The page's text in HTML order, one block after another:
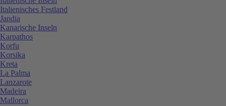
Italienisches Festland
Jandia
Kanarische Inseln
Karpathos
Korfu
Korsika
Kreta
La Palma
Lanzarote
Madeira
Mallorca